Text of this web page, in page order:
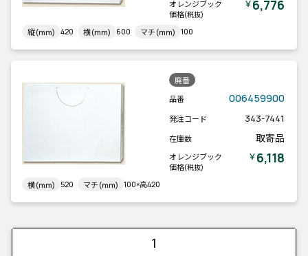
オレンジブック
価格(税抜)
￥6,776
縦(mm) 420 横(mm) 600 マチ(mm) 100
廃番
品番
006459900
発注コード 343-7441
在庫数 取寄品
オレンジブック
価格(税抜)
￥6,118
横(mm) 520 マチ(mm) 100×高420
1